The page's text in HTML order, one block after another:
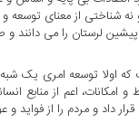
نه شناختی از معنای
لرستان را می دانند
اولا توسعه امری یک
و امکانات، اعم از منابع
داد و مردم را از فواید و